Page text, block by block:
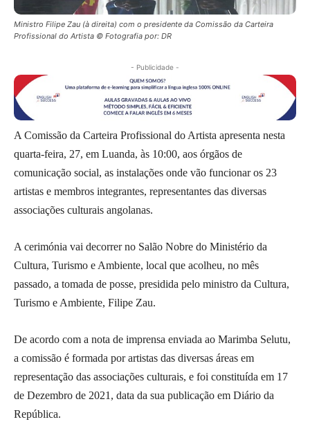
Ministro Filipe Zau (à direita) com o presidente da Comissão da Carteira
Profissional do Artista © Fotografia por: DR
- Publicidade -
A Comissão da Carteira Profissional do Artista apresenta nesta
quarta-feira, 27, em Luanda, às 10:00, aos órgãos de
comunicação social, as instalações onde vão funcionar os 23
artistas e membros integrantes, representantes das diversas
associações culturais angolanas.
A cerimónia vai decorrer no Salão Nobre do Ministério da
Cultura, Turismo e Ambiente, local que acolheu, no mês
passado, a tomada de posse, presidida pelo ministro da Cultura,
Turismo e Ambiente, Filipe Zau.
De acordo com a nota de imprensa enviada ao Marimba Selutu,
a comissão é formada por artistas das diversas áreas em
representação das associações culturais, e foi constituída em 17
de Dezembro de 2021, data da sua publicação em Diário da
República.